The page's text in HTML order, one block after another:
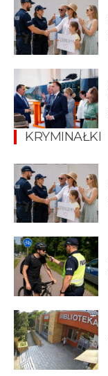
KRYMINAŁKI